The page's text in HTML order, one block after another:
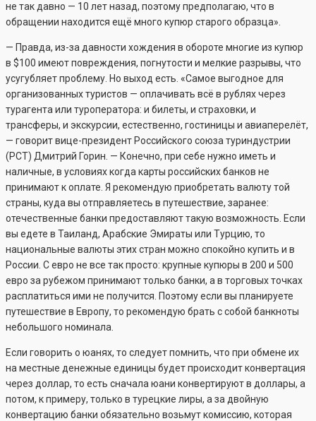
не так давно — 10 лет назад, поэтому предполагаю, что в
обращении находится ещё много купюр старого образца».
— Правда, из-за давности хождения в обороте многие из купюр
в $100 имеют повреждения, погнутости и мелкие разрывы, что
усугубляет проблему. Но выход есть. «Самое выгодное для
организованных туристов — оплачивать всё в рублях через
турагента или туроператора: и билеты, и страховки, и
трансферы, и экскурсии, естественно, гостиницы и авиаперелёт,
— говорит вице-президент Российского союза туриндустрии
(РСТ) Дмитрий Горин. — Конечно, при себе нужно иметь и
наличные, в условиях когда карты российских банков не
принимают к оплате. Я рекомендую приобретать валюту той
страны, куда вы отправляетесь в путешествие, заранее:
отечественные банки предоставляют такую возможность. Если
вы едете в Таиланд, Арабские Эмираты или Турцию, то
национальные валюты этих стран можно спокойно купить и в
России. С евро не все так просто: крупные купюры в 200 и 500
евро за рубежом принимают только банки, а в торговых точках
расплатиться ими не получится. Поэтому если вы планируете
путешествие в Европу, то рекомендую брать с собой банкноты
небольшого номинала.
Если говорить о юанях, то следует помнить, что при обмене их
на местные денежные единицы будет происходит конвертация
через доллар, то есть сначала юани конвертируют в доллары, а
потом, к примеру, только в турецкие лиры, а за двойную
конвертацию банки обязательно возьмут комиссию, которая